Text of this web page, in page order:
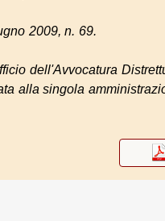
2009, n. 69.
dell'Avvocatura
alla singola